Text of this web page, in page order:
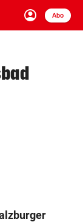
account_circle
Anmelden
Abo
Schließen